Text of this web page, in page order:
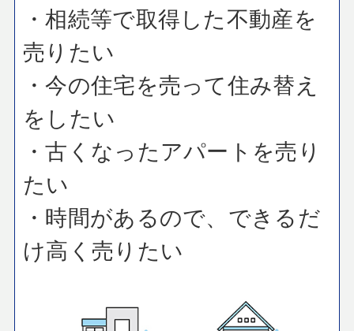
・相続等で取得した不動産を
売りたい
・今の住宅を売って住み替え
をしたい
・古くなったアパートを売り
たい
・時間があるので、できるだ
け高く売りたい